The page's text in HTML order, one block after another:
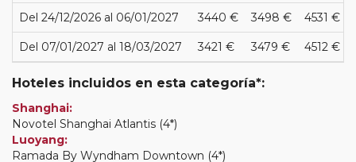
Del 24/12/2026 al 06/01/2027 3440 € 3498 € 4531 €
Del 07/01/2027 al 18/03/2027 3421 € 3479 € 4512 €
Hoteles incluidos en esta categoría*:
Shanghai:
Novotel Shanghai Atlantis (4*)
Luoyang:
Ramada By Wyndham Downtown (4*)